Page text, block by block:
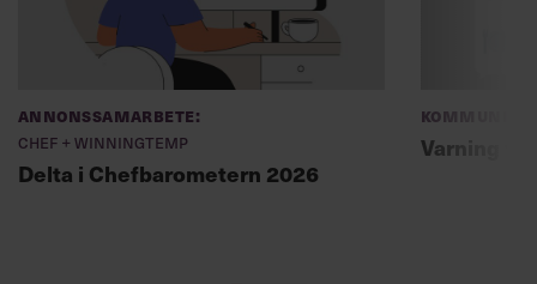
Annonssamarbete:
Chef + Winningtemp
Delta i Chefbarometern 2026
Varning